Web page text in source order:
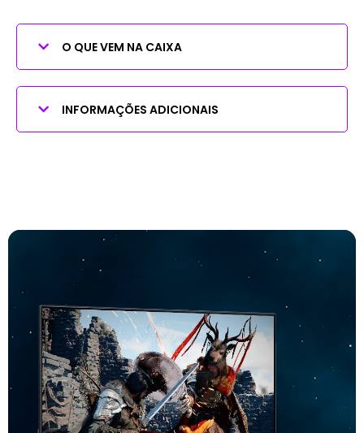
O QUE VEM NA CAIXA
INFORMAÇÕES ADICIONAIS